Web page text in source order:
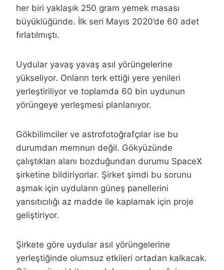
her biri yaklaşık 250 gram yemek masası
büyüklüğünde. İlk seri Mayıs 2020’de 60 adet
fırlatılmıştı.
Uydular yavaş yavaş asıl yörüngelerine
yükseliyor. Onların terk ettiği yere yenileri
yerleştiriliyor ve toplamda 60 bin uydunun
yörüngeye yerleşmesi planlanıyor.
Gökbilimciler ve astrofotoğrafçılar ise bu
durumdan memnun değil. Gökyüzünde
çalıştıkları alanı bozduğundan durumu SpaceX
şirketine bildiriyorlar. Şirket şimdi bu sorunu
aşmak için uyduların güneş panellerini
yansıtıcılığı az madde ile kaplamak için proje
geliştiriyor.
Şirkete göre uydular asıl yörüngelerine
yerleştiğinde olumsuz etkileri ortadan kalkacak.